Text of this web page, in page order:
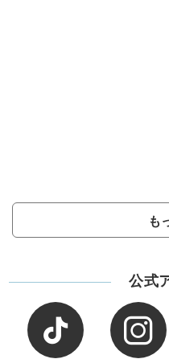
も
公式